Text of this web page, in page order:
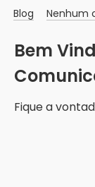
Blog Nenhum
Bem
Fique a